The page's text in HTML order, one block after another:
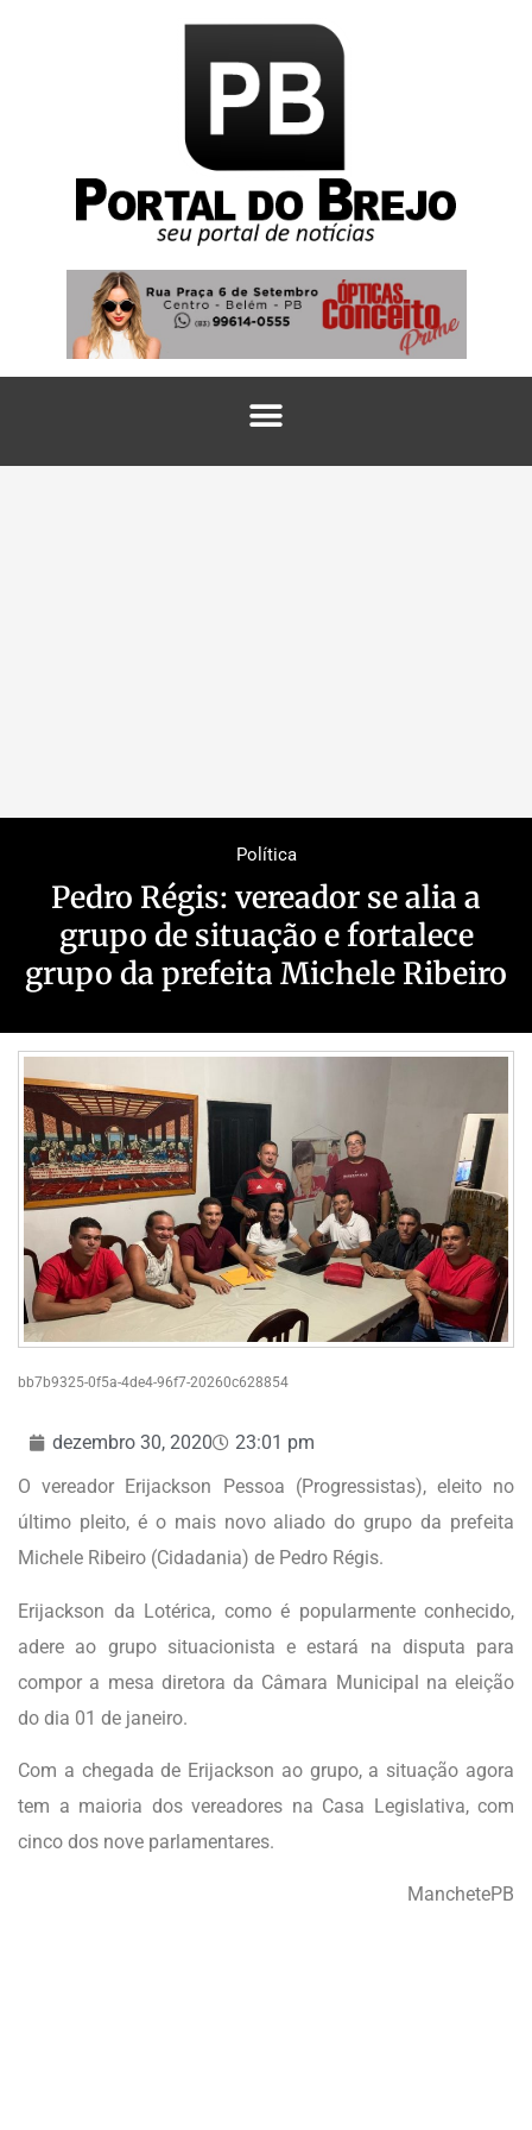
Política
Pedro Régis: vereador se alia a
grupo de situação e fortalece
grupo da prefeita Michele Ribeiro
bb7b9325-0f5a-4de4-96f7-20260c628854
dezembro 30, 2020
23:01 pm
O vereador Erijackson Pessoa (Progressistas), eleito no
último pleito, é o mais novo aliado do grupo da prefeita
Michele Ribeiro (Cidadania) de Pedro Régis.
Erijackson da Lotérica, como é popularmente conhecido,
adere ao grupo situacionista e estará na disputa para
compor a mesa diretora da Câmara Municipal na eleição
do dia 01 de janeiro.
Com a chegada de Erijackson ao grupo, a situação agora
tem a maioria dos vereadores na Casa Legislativa, com
cinco dos nove parlamentares.
ManchetePB